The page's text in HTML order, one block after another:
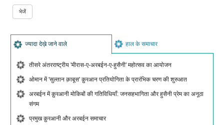
ज्यादा देख़े जाने वाले हाल के समाचार
तीसरे अंतरराष्ट्रीय 'मीरास-ए-अरबईन-ए-हुसैनी' महोत्सव का आयोजन
ओमान में 'सुल्तान क़ाबूस' क़ुरआन प्रतियोगिता के प्रारंभिक चरण की शुरुआत
अरबईन में क़ुरआनी मोकिबों की गतिविधियाँ: जनसहभागिता और हुसैनी प्रेम का अनूठा
संगम
प्रमुख क़ुरआनी और अरबईन समाचार